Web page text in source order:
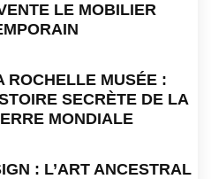
LE MOBILIER
ROCHELLE MUSÉE :
SECRÈTE DE LA
MONDIALE
: L’ART ANCESTRAL